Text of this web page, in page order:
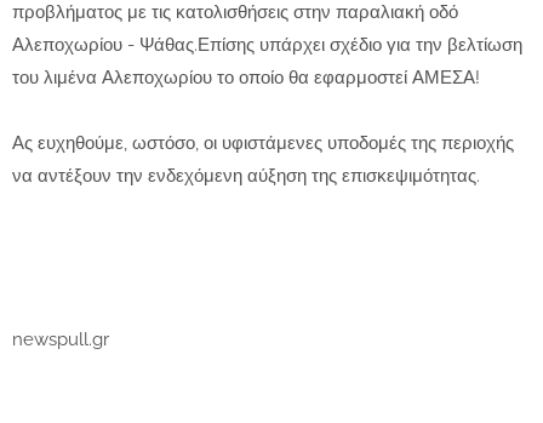
προβλήματος με τις κατολισθήσεις στην παραλιακή οδό
Αλεποχωρίου - Ψάθας.Επίσης υπάρχει σχέδιο για την βελτίωση
του λιμένα Αλεποχωρίου το οποίο θα εφαρμοστεί ΑΜΕΣΑ!
Ας ευχηθούμε, ωστόσο, οι υφιστάμενες υποδομές της περιοχής
να αντέξουν την ενδεχόμενη αύξηση της επισκεψιμότητας.
newspull.gr